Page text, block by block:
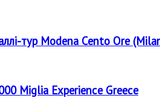
тур Modena Cento Ore
Miglia Experience Greece